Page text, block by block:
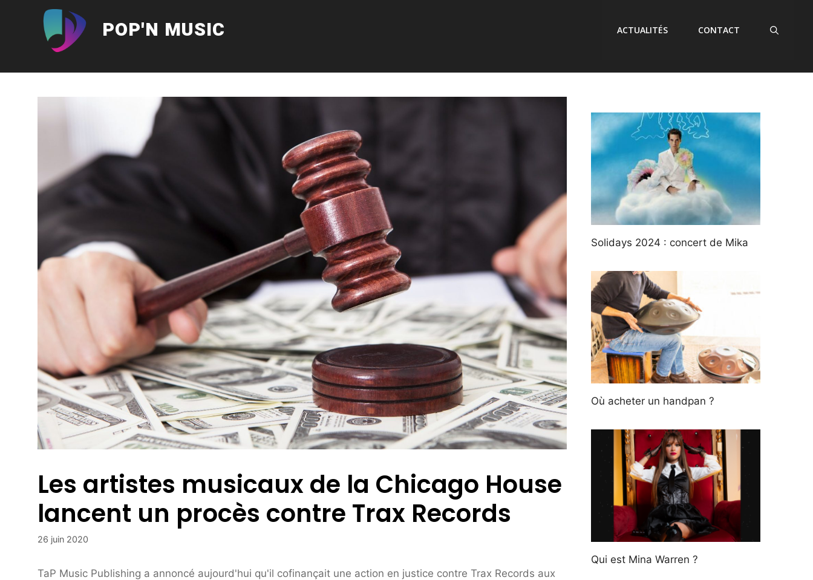
POP'N MUSIC ACTUALITÉS CONTACT
Les artistes musicaux de la Chicago House
lancent un procès contre Trax Records
26 juin 2020
TaP Music Publishing a annoncé aujourd'hui qu'il cofinançait une action en justice contre Trax Records aux
Solidays 2024 : concert de Mika
Où acheter un handpan ?
Qui est Mina Warren ?